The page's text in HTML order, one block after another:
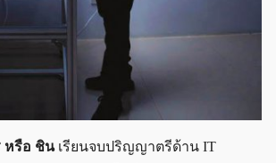
หรือ ชินเรียนจบปริญญาตรีด้าน IT